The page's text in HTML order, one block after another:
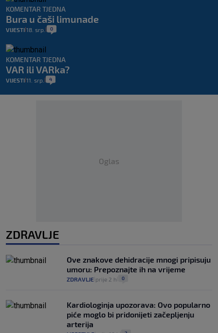
KOMENTAR TJEDNA
Bura u čaši limunade
VIJESTI 18. srp. 0
KOMENTAR TJEDNA
VAR ili VARka?
VIJESTI 11. srp. 4
Oglas
ZDRAVLJE
Ove znakove dehidracije mnogi pripisuju
umoru: Prepoznajte ih na vrijeme
ZDRAVLJE prije 2 h 0
Kardiologinja upozorava: Ovo popularno
piće moglo bi pridonijeti začepljenju
arterija